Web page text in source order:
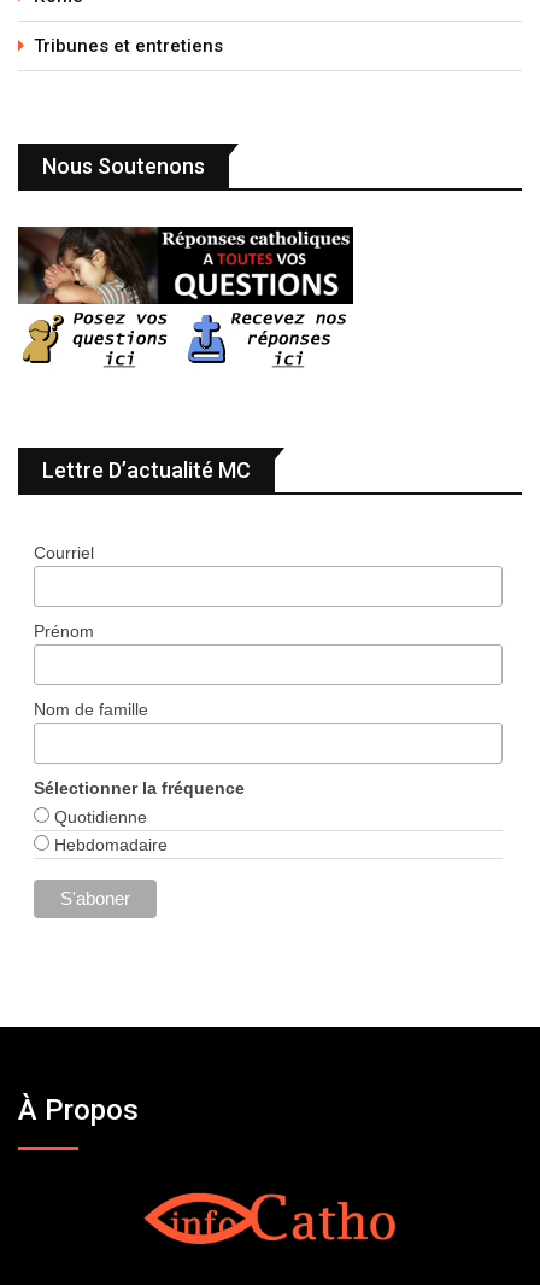
Tribunes et entretiens
Nous Soutenons
Lettre D’actualité MC
Courriel
Prénom
Nom de famille
Sélectionner la fréquence
Quotidienne
Hebdomadaire
À Propos